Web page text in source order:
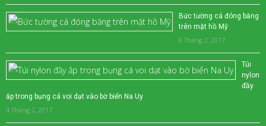
Bức tường cá đóng băng
trên mặt hồ Mỹ
6 Tháng 2, 2017
Túi
nylon
đầy
ắp trong bụng cá voi dạt vào bờ biển Na Uy
4 Tháng 2, 2017